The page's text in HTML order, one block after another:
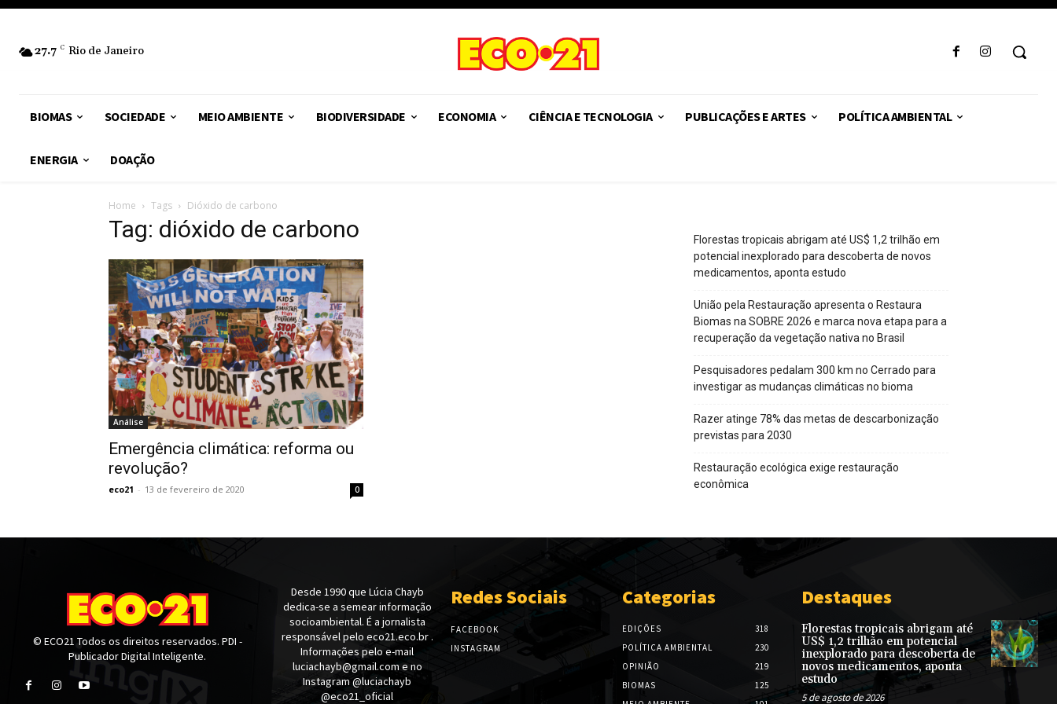
27.7 C Rio de Janeiro
BIOMAS SOCIEDADE MEIO AMBIENTE BIODIVERSIDADE ECONOMIA CIÊNCIA E TECNOLOGIA PUBLICAÇÕES E ARTES POLÍTICA AMBIENTAL
ENERGIA DOAÇÃO
Home Tags Dióxido de carbono
Tag: dióxido de carbono
Análise
Emergência climática: reforma ou
revolução?
eco21 - 13 de fevereiro de 2020 0
Florestas tropicais abrigam até US$ 1,2 trilhão em
potencial inexplorado para descoberta de novos
medicamentos, aponta estudo
União pela Restauração apresenta o Restaura
Biomas na SOBRE 2026 e marca nova etapa para a
recuperação da vegetação nativa no Brasil
Pesquisadores pedalam 300 km no Cerrado para
investigar as mudanças climáticas no bioma
Razer atinge 78% das metas de descarbonização
previstas para 2030
Restauração ecológica exige restauração
econômica
© ECO21 Todos os direitos reservados. PDI -
Publicador Digital Inteligente.
Desde 1990 que Lúcia Chayb
dedica-se a semear informação
socioambiental. É a jornalista
responsável pelo eco21.eco.br .
Informações pelo e-mail
luciachayb@gmail.com e no
Instagram @luciachayb
@eco21_oficial
Redes Sociais
FACEBOOK
INSTAGRAM
Categorias
EDIÇÕES
318
POLÍTICA AMBIENTAL
230
OPINIÃO
219
BIOMAS
125
Destaques
Florestas tropicais abrigam até
US$ 1,2 trilhão em potencial
inexplorado para descoberta de
novos medicamentos, aponta
estudo
5 de agosto de 2026